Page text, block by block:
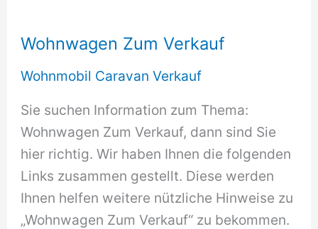
Wohnwagen Zum Verkauf
Wohnmobil Caravan Verkauf
Sie suchen Information zum Thema:
Wohnwagen Zum Verkauf, dann sind Sie
hier richtig. Wir haben Ihnen die folgenden
Links zusammen gestellt. Diese werden
Ihnen helfen weitere nützliche Hinweise zu
„Wohnwagen Zum Verkauf“ zu bekommen.